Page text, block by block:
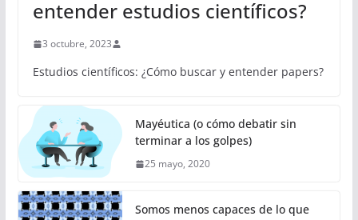
entender estudios científicos?
3 octubre, 2023
Estudios científicos: ¿Cómo buscar y entender papers?
Mayéutica (o cómo debatir sin
terminar a los golpes)
25 mayo, 2020
Somos menos capaces de lo que